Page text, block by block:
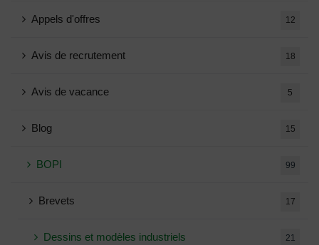
Appels d'offres 12
Avis de recrutement 18
Avis de vacance 5
Blog 15
BOPI 99
Brevets 17
Dessins et modèles industriels 21